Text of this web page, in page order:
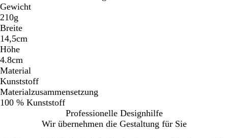
Gewicht
210g
Breite
14,5cm
Höhe
4.8cm
Material
Kunststoff
Materialzusammensetzung
100 % Kunststoff
Professionelle Designhilfe
Wir übernehmen die Gestaltung für Sie